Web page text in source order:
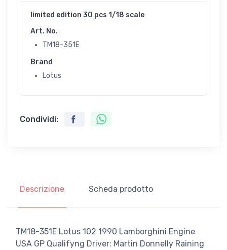
limited edition 30 pcs 1/18 scale
Art. No.
TM18-351E
Brand
Lotus
Condividi:
Descrizione Scheda prodotto
TM18-351E Lotus 102 1990 Lamborghini Engine
USA GP Qualifyng Driver: Martin Donnelly Raining